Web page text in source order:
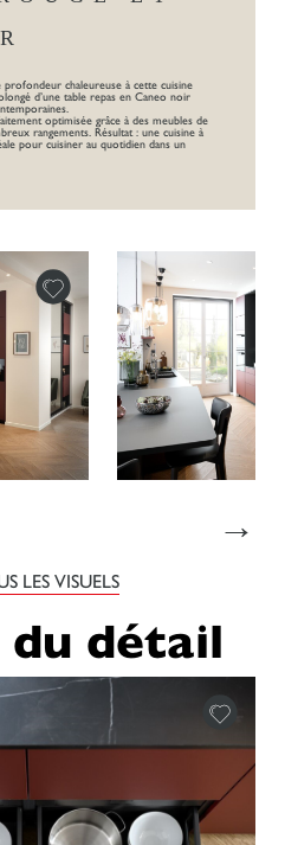
chaleureuse à cette cuisine
d’une table repas en Caneo noir
optimisée grâce à des meubles de
rangements. Résultat : une cuisine à
pour cuisiner au quotidien dans un
→
LES VISUELS
du détail